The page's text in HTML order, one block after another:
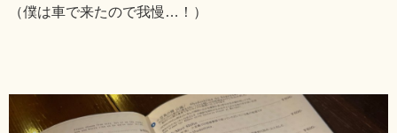
（僕は車で来たので我慢…！）